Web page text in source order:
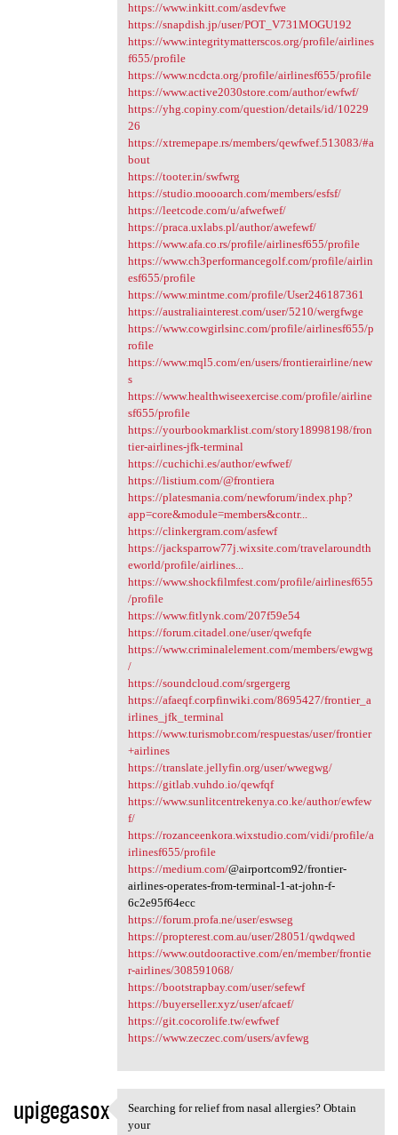
https://www.inkitt.com/asdevfwe
https://snapdish.jp/user/POT_V731MOGU192
https://www.integritymatterscos.org/profile/airlines
f655/profile
https://www.ncdcta.org/profile/airlinesf655/profile
https://www.active2030store.com/author/ewfwf/
https://yhg.copiny.com/question/details/id/10229
26
https://xtremepape.rs/members/qewfwef.513083/#a
bout
https://tooter.in/swfwrg
https://studio.moooarch.com/members/esfsf/
https://leetcode.com/u/afwefwef/
https://praca.uxlabs.pl/author/awefewf/
https://www.afa.co.rs/profile/airlinesf655/profile
https://www.ch3performancegolf.com/profile/airlin
esf655/profile
https://www.mintme.com/profile/User246187361
https://australiainterest.com/user/5210/wergfwge
https://www.cowgirlsinc.com/profile/airlinesf655/p
rofile
https://www.mql5.com/en/users/frontierairline/new
s
https://www.healthwiseexercise.com/profile/airline
sf655/profile
https://yourbookmarklist.com/story18998198/fron
tier-airlines-jfk-terminal
https://cuchichi.es/author/ewfwef/
https://listium.com/@frontiera
https://platesmania.com/newforum/index.php?
app=core&module=members&contr...
https://clinkergram.com/asfewf
https://jacksparrow77j.wixsite.com/travelaroundth
eworld/profile/airlines...
https://www.shockfilmfest.com/profile/airlinesf655
/profile
https://www.fitlynk.com/207f59e54
https://forum.citadel.one/user/qwefqfe
https://www.criminalelement.com/members/ewgwg
/
https://soundcloud.com/srgergerg
https://afaeqf.corpfinwiki.com/8695427/frontier_a
irlines_jfk_terminal
https://www.turismobr.com/respuestas/user/frontier
+airlines
https://translate.jellyfin.org/user/wwegwg/
https://gitlab.vuhdo.io/qewfqf
https://www.sunlitcentrekenya.co.ke/author/ewfew
f/
https://rozanceenkora.wixstudio.com/vidi/profile/a
irlinesf655/profile
https://medium.com/@airportcom92/frontier-
airlines-operates-from-terminal-1-at-john-f-
6c2e95f64ecc
https://forum.profa.ne/user/eswseg
https://propterest.com.au/user/28051/qwdqwed
https://www.outdooractive.com/en/member/frontie
r-airlines/308591068/
https://bootstrapbay.com/user/sefewf
https://buyerseller.xyz/user/afcaef/
https://git.cocorolife.tw/ewfwef
https://www.zeczec.com/users/avfewg
upigegasox Searching for relief from
Searching for relief from nasal allergies? Obtain
your